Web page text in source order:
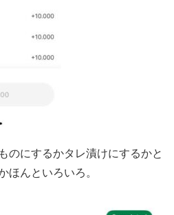
のにするかタレ漬けにするかと
ほんといろいろ。